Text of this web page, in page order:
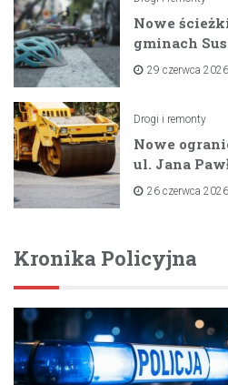
Nowe
gminach
dzięki
29 czerwca 2026
Drogi i remonty
Nowe
ul. Jana
lipca 2026
26 czerwca 2026
Kronika Policyjna